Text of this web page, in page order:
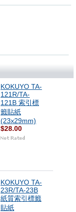
KOKUYO TA-
121R/TA-
121B 索引標
籤貼紙
(23x29mm)
$28.00
KOKUYO TA-
23R/TA-23B
紙質索引標籤
貼紙